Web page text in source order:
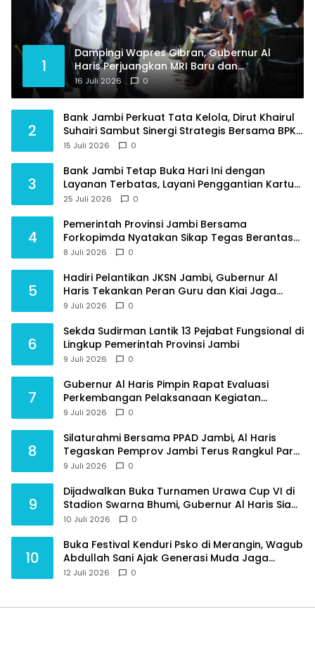
1
Dampingi Wapres Gibran, Gubernur Al
Haris Perjuangkan MRI Baru dan
Tambahan Dokter Spesialis untuk RSUD
Raden Mattaher
16 Juli 2026 0
2
Bank Jambi Perkuat Tata Kelola, Dirut Khairul
Suhairi Sambut Sinergi Strategis Bersama BPKP
Jambi
15 Juli 2026 0
3
Bank Jambi Tetap Buka Hari Ini dengan
Layanan Terbatas, Layani Penggantian Kartu
ATM dan Perubahan PIN
25 Juli 2026 0
4
Pemerintah Provinsi Jambi Bersama
Forkopimda Nyatakan Sikap Tegas Berantas
Geng Motor
8 Juli 2026 0
5
Hadiri Pelantikan JKSN Jambi, Gubernur Al
Haris Tekankan Peran Guru dan Kiai Jaga
Moral Generasi Bangsa
9 Juli 2026 0
6
Sekda Sudirman Lantik 13 Pejabat Fungsional di
Lingkup Pemerintah Provinsi Jambi
9 Juli 2026 0
7
Gubernur Al Haris Pimpin Rapat Evaluasi
Perkembangan Pelaksanaan Kegiatan
Pembangunan Triwulan II TA 2026
9 Juli 2026 0
8
Silaturahmi Bersama PPAD Jambi, Al Haris
Tegaskan Pemprov Jambi Terus Rangkul Para
Purnawirawan
9 Juli 2026 0
9
Dijadwalkan Buka Turnamen Urawa Cup VI di
Stadion Swarna Bhumi, Gubernur Al Haris Siap
Berlaga Lawan Tim Urawa
10 Juli 2026 0
10
Buka Festival Kenduri Psko di Merangin, Wagub
Abdullah Sani Ajak Generasi Muda Jaga
Budaya dan Jauhi Narkoba
12 Juli 2026 0